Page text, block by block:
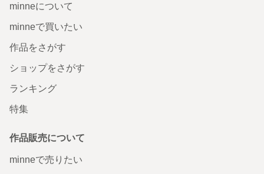
minneについて
minneで買いたい
作品をさがす
ショップをさがす
ランキング
特集
作品販売について
minneで売りたい